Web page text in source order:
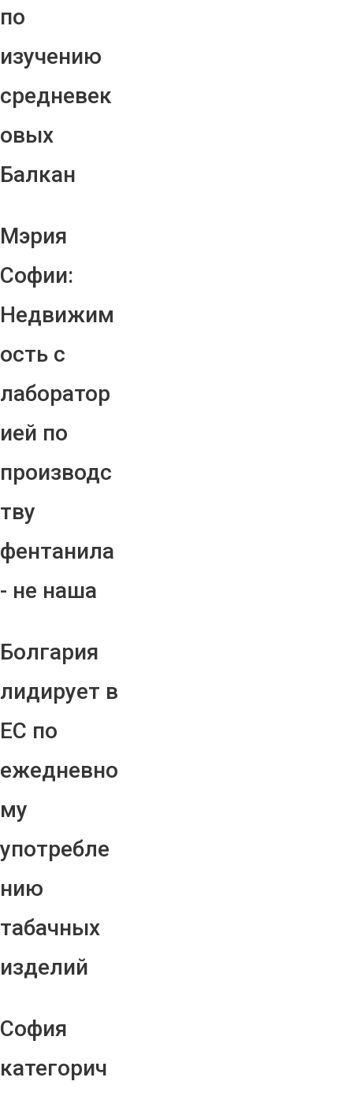
по
изучению
средневек
овых
Балкан
Мэрия
Софии:
Недвижим
ость с
лаборатор
ией по
производс
тву
фентанила
- не наша
Болгария
лидирует в
ЕС по
ежедневно
му
употребле
нию
табачных
изделий
София
категорич